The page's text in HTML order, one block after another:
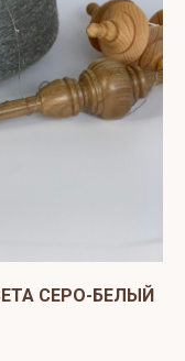
SETA СЕРО-БЕЛЫЙ